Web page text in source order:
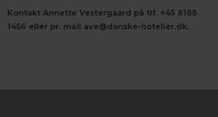
Kontakt Annette Vestergaard på tlf. +45 8188
1456 eller pr. mail ave@danske-hoteller.dk.